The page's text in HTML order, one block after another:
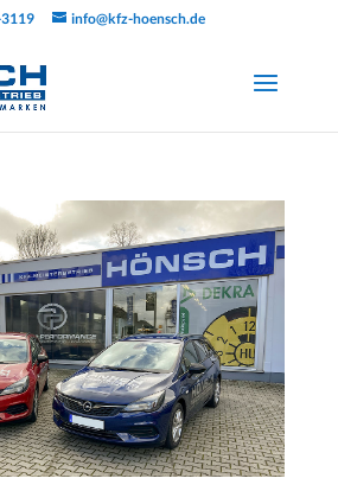
info@kfz-hoensch.de